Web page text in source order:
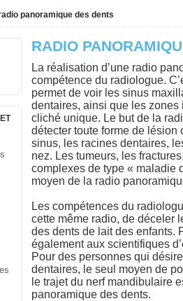
panoramique des dents
RADIO
La réalisation d’une radio
compétence du radiologue.
permet de voir les sinus
dentaires, ainsi que les
cliché unique. Le but de la
détecter toute forme de lésion
sinus, les racines dentaires,
nez. Les tumeurs, les
complexes de type « maladie
moyen de la radio
Les compétences du
cette même radio, de déceler
des dents de lait des enfants.
également aux scientifiques
Pour des personnes qui
dentaires, le seul moyen de
le trajet du nerf mandibulaire
panoramique des dents.